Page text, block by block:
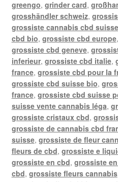
greengo, grinder card,
grosshändler schweiz,
grossiste cannabis cbd suisse
cbd bio, grossiste cbd europe,
grossiste cbd geneve,
inferieur, grossiste cbd italie,
france, grossiste cbd pour la
grossiste cbd suisse bio,
france, grossiste cbd suisse
suisse vente cannabis léga,
grossiste cristaux cbd,
grossiste de cannabis cbd
suisse, grossiste de fleur
fleurs de cbd, grossiste e
grossiste en cbd, grossiste
cbd, grossiste fleurs cannabis